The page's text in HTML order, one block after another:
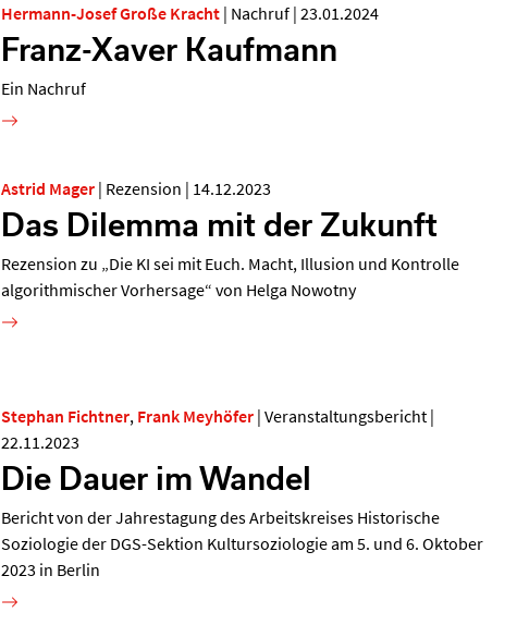
Hermann-Josef Große Kracht | Nachruf | 23.01.2024
Franz-Xaver Kaufmann
Ein Nachruf
Astrid Mager | Rezension | 14.12.2023
Das Dilemma mit der Zukunft
Rezension zu „Die KI sei mit Euch. Macht, Illusion und Kontrolle
algorithmischer Vorhersage“ von Helga Nowotny
Stephan Fichtner, Frank Meyhöfer | Veranstaltungsbericht |
22.11.2023
Die Dauer im Wandel
Bericht von der Jahrestagung des Arbeitskreises Historische
Soziologie der DGS-Sektion Kultursoziologie am 5. und 6. Oktober
2023 in Berlin